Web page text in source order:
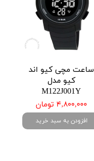
ساعت مچی کیو اند
کیو مدل
M122J001Y
۴,۸۰۰,۰۰۰ تومان
افزودن به سبد خرید